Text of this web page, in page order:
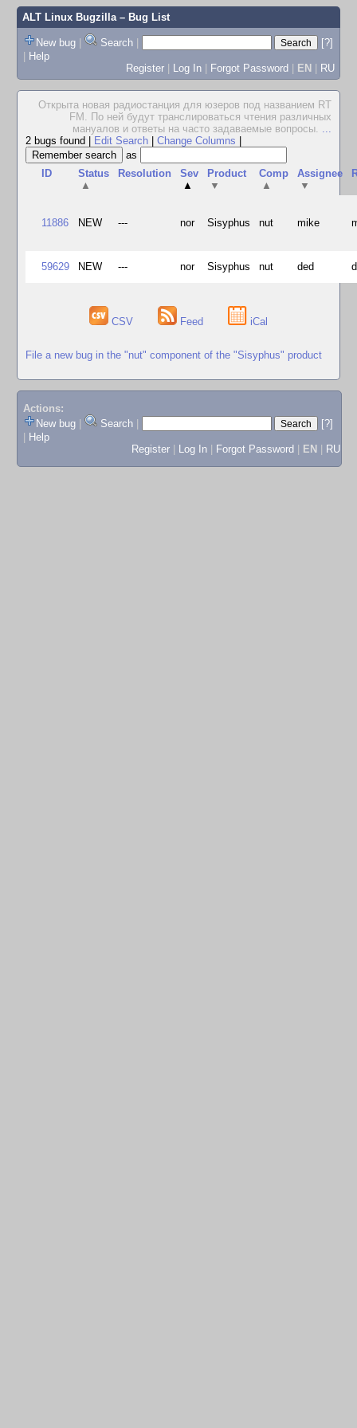
ALT Linux Bugzilla– Bug List
New bug | Search |
[?]
| Help
Register | Log In | Forgot Password | EN | RU
Открыта новая радиостанция для юзеров под названием RТ
FМ. По ней будут транслироваться чтения различных
мануалов и ответы на часто задаваемые вопросы. ...
2 bugs found
Edit Search Change Columns
as
ID
Status
▲
Resolution
Sev
▲
Product
▼
Comp
▲
Assignee
▼
11886 NEW --- nor Sisyphus nut mike
59629 NEW --- nor Sisyphus nut ded
CSV Feed iCal
File a new bug in the "nut" component of the "Sisyphus" product
Actions:
New bug
Search
[?]
Help
Register
Log In Forgot Password EN RU